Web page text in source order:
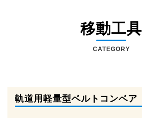
移動工具
CATEGORY
軌道用軽量型ベルトコンベア